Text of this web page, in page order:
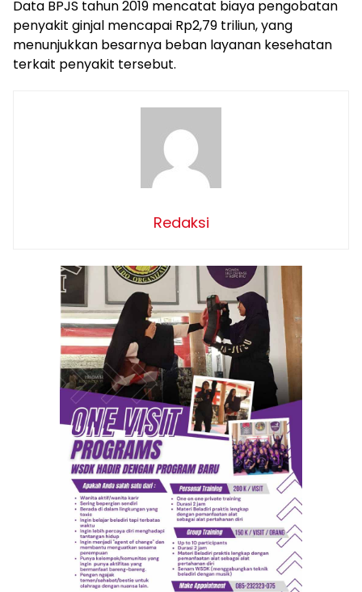
Data BPJS tahun 2019 mencatat biaya pengobatan
penyakit ginjal mencapai Rp2,79 triliun, yang
menunjukkan besarnya beban layanan kesehatan
terkait penyakit tersebut.
Redaksi